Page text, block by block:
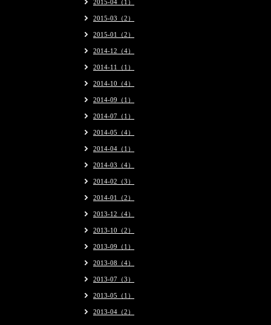
2015-04（1）
2015-03（2）
2015-01（2）
2014-12（4）
2014-11（1）
2014-10（4）
2014-09（1）
2014-07（1）
2014-05（4）
2014-04（1）
2014-03（4）
2014-02（3）
2014-01（2）
2013-12（4）
2013-10（2）
2013-09（1）
2013-08（4）
2013-07（3）
2013-05（1）
2013-04（2）